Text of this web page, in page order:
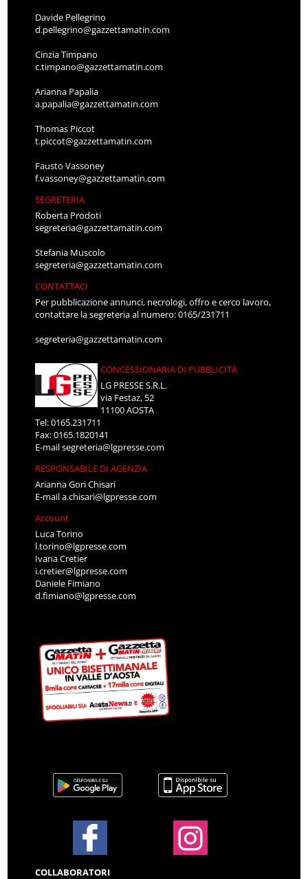
Davide Pellegrino
d.pellegrino@gazzettamatin.com
Cinzia Timpano
c.timpano@gazzettamatin.com
Arianna Papalia
a.papalia@gazzettamatin.com
Thomas Piccot
t.piccot@gazzettamatin.com
Fausto Vassoney
f.vassoney@gazzettamatin.com
SEGRETERIA
Roberta Prodoti
segreteria@gazzettamatin.com
Stefania Muscolo
segreteria@gazzettamatin.com
CONTATTACI
Per pubblicazione annunci, necrologi, offro e cerco lavoro,
contattare la segreteria al numero: 0165/231711
segreteria@gazzettamatin.com
CONCESSIONARIA DI PUBBLICITÀ
LG PRESSE S.R.L.
via Festaz, 52
11100 AOSTA
Tel: 0165.231711
Fax: 0165.1820141
E-mailsegreteria@lgpresse.com
RESPONSABILE DI AGENZIA
Arianna Gori Chisari
E-maila.chisari@lgpresse.com
Account
Luca Torino
l.torino@lgpresse.com
Ivana Cretier
i.cretier@lgpresse.com
Daniele Fimiano
d.fimiano@lgpresse.com
COLLABORATORI